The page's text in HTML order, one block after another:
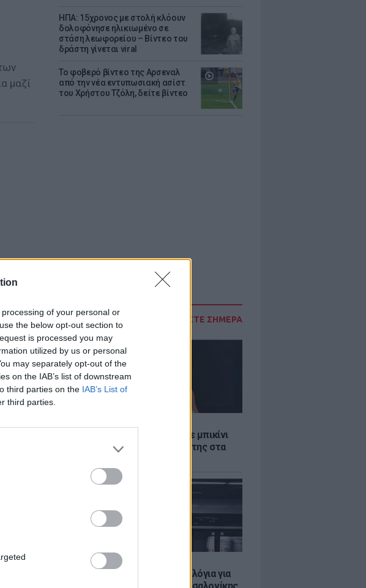
of your personal or
the below opt-out section to
is processed you may
utilized by us or personal
may separately opt-out of the
on the IAB’s list of downstream
third parties on the IAB’s List of
third parties.
ΗΠΑ: 15χρονος με στολή κλόουν
δολοφόνησε ηλικιωμένο σε
στάση λεωφορείου – Βίντεο του
δράστη γίνεται viral
Το φοβερό βίντεο της Αρσεναλ
από την νέα εντυπωσιακή ασίστ
του Χρήστου Τζόλη, δείτε βίντεο
ΔΙΑΒΑΣΤΕ ΣΗΜΕΡΑ
Η Τατιάνα Στεφανίδου φόρεσε μπικίνι
και εντυπωσίασε με το κορμί της στα
ΕΙΔΗΣΕΙΣ
Απόψε τα δοκιμαστικά δρομολόγια για
μαζί